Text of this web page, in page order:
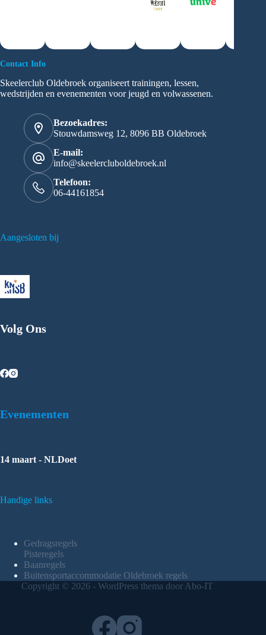
Contact Info
Skeelerclub Oldebroek organiseert trainingen, lessen,
wedstrijden en evenementen voor jeugd en volwassenen.
Bezoekadres:
Stouwdamsweg 12, 8096 BB Oldebroek
E-mail:
info@skeelercluboldebroek.nl
Telefoon:
06-44161854
Aangesloten bij
Volg Ons
Evenementen
14 maart - NLDoet
Handige links
Gedragsregels
Pisteregels
Baanregels
Buitensportaccommodatie Oldebroek regels
Copyright © 2026 - WordPress thema door Abo-IT